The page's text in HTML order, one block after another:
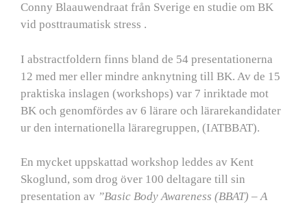
Conny Blaauwendraat från Sverige en studie om BK
vid posttraumatisk stress .
I abstractfoldern finns bland de 54 presentationerna
12 med mer eller mindre anknytning till BK. Av de 15
praktiska inslagen (workshops) var 7 inriktade mot
BK och genomfördes av 6 lärare och lärarekandidater
ur den internationella läraregruppen, (IATBBAT).
En mycket uppskattad workshop leddes av Kent
Skoglund, som drog över 100 deltagare till sin
presentation av ”Basic Body Awareness (BBAT) – A